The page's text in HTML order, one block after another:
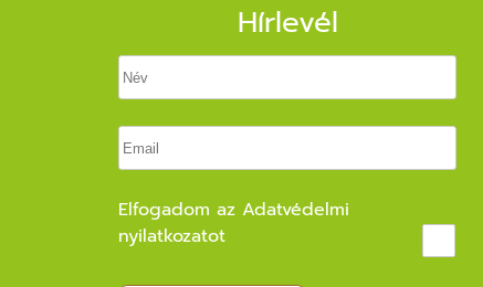
Hírlevél
Elfogadom az Adatvédelmi
nyilatkozatot